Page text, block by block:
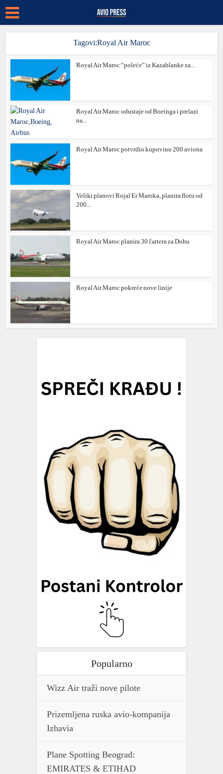
Tagovi:Royal Air Maroc
Royal Air Maroc “poleće” iz Kazablanke za...
Royal Air Maroc odustaje od Boeinga i prelazi
na...
Royal Air Maroc potvrdio kupovinu 200 aviona
Veliki planovi Rojal Er Maroka, planira flotu od
200...
Royal Air Maroc planira 30 čartera za Dohu
Royal Air Maroc pokreće nove linije
Popularno
Wizz Air traži nove pilote
Prizemljena ruska avio-kompanija
Izhavia
Plane Spotting Beograd:
EMIRATES & ETIHAD